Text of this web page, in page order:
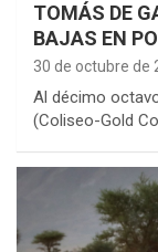
TOMÁS DE
BAJAS EN
30 de octubre de
Al décimo
(Coliseo-Gold